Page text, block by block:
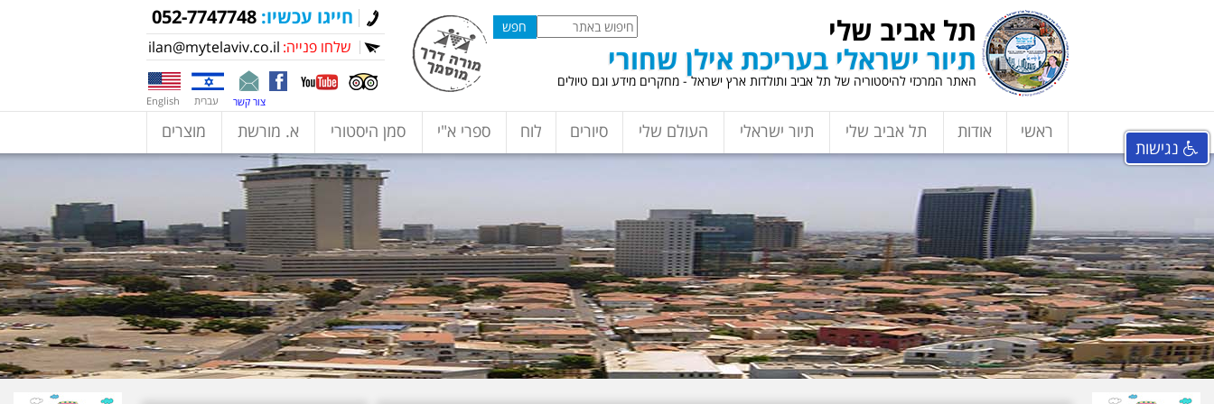
תל אביב שלי
תיור ישראלי בעריכת אילן שחורי
האתר המרכזי להיסטוריה של תל אביב ותולדות ארץ ישראל - מחקרים מידע וגם טיולים
חייגו עכשיו: 052-7747748
שלחו פנייה: ilan@mytelaviv.co.il
English עברית צור קשר
ראשי אודות תל אביב שלי תיור ישראלי העולם שלי סיורים לוח ספרי א"י סמן היסטורי א. מורשת מוצרים
נגישות